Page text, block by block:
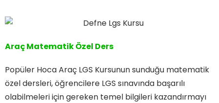
Araç Matematik Özel Ders
Popüler Hoca Araç LGS Kursunun sunduğu matematik
özel dersleri, öğrencilere LGS sınavında başarılı
olabilmeleri için gereken temel bilgileri kazandırmayı